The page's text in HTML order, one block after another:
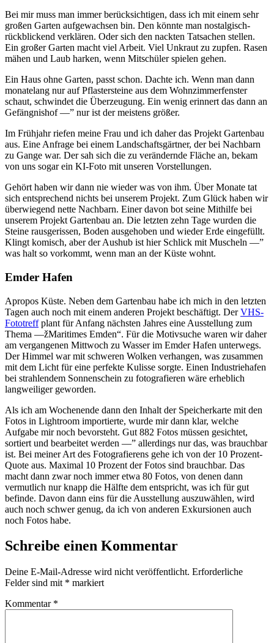
Bei mir muss man immer berücksichtigen, dass ich mit einem sehr
großen Garten aufgewachsen bin. Den könnte man nostalgisch-
rückblickend verklären. Oder sich den nackten Tatsachen stellen.
Ein großer Garten macht viel Arbeit. Viel Unkraut zu zupfen. Rasen
mähen und Laub harken, wenn Mitschüler spielen gehen.
Ein Haus ohne Garten, passt schon. Dachte ich. Wenn man dann
monatelang nur auf Pflastersteine aus dem Wohnzimmerfenster
schaut, schwindet die Überzeugung. Ein wenig erinnert das dann an
Gefängnishof —” nur ist der meistens größer.
Im Frühjahr riefen meine Frau und ich daher das Projekt Gartenbau
aus. Eine Anfrage bei einem Landschaftsgärtner, der bei Nachbarn
zu Gange war. Der sah sich die zu verändernde Fläche an, bekam
von uns sogar ein KI-Foto mit unseren Vorstellungen.
Gehört haben wir dann nie wieder was von ihm. Über Monate tat
sich entsprechend nichts bei unserem Projekt. Zum Glück haben wir
überwiegend nette Nachbarn. Einer davon bot seine Mithilfe bei
unserem Projekt Gartenbau an. Die letzten zehn Tage wurden die
Steine rausgerissen, Boden ausgehoben und wieder Erde eingefüllt.
Klingt komisch, aber der Aushub ist hier Schlick mit Muscheln —”
was halt so vorkommt, wenn man an der Küste wohnt.
Emder Hafen
Apropos Küste. Neben dem Gartenbau habe ich mich in den letzten
Tagen auch noch mit einem anderen Projekt beschäftigt. DerVHS-
Fototreffplant für Anfang nächsten Jahres eine Ausstellung zum
Thema —žMaritimes Emden“. Für die Motivsuche waren wir daher
am vergangenen Mittwoch zu Wasser im Emder Hafen unterwegs.
Der Himmel war mit schweren Wolken verhangen, was zusammen
mit dem Licht für eine perfekte Kulisse sorgte. Einen Industriehafen
bei strahlendem Sonnenschein zu fotografieren wäre erheblich
langweiliger geworden.
Als ich am Wochenende dann den Inhalt der Speicherkarte mit den
Fotos in Lightroom importierte, wurde mir dann klar, welche
Aufgabe mir noch bevorsteht. Gut 882 Fotos müssen gesichtet,
sortiert und bearbeitet werden —” allerdings nur das, was brauchbar
ist. Bei meiner Art des Fotografierens gehe ich von der 10 Prozent-
Quote aus. Maximal 10 Prozent der Fotos sind brauchbar. Das
macht dann zwar noch immer etwa 80 Fotos, von denen dann
vermutlich nur knapp die Hälfte dem entspricht, was ich für gut
befinde. Davon dann eins für die Ausstellung auszuwählen, wird
auch noch schwer genug, da ich von anderen Exkursionen auch
noch Fotos habe.
Schreibe einen Kommentar
Deine E-Mail-Adresse wird nicht veröffentlicht. Erforderliche
Felder sind mit * markiert
Kommentar *